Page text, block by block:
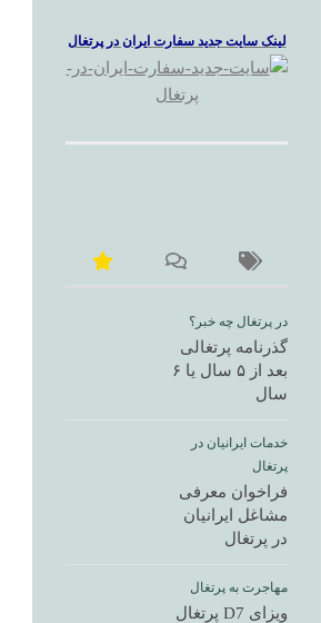
لینک سایت جدید سفارت ایران در پرتغال
در پرتغال چه خبر؟
گذرنامه پرتغالی
بعد از ۵ سال یا ۶
سال
خدمات ایرانیان در
پرتغال
فراخوان معرفی
مشاغل ایرانیان
در پرتغال
مهاجرت به پرتغال
ویزای D7 پرتغال